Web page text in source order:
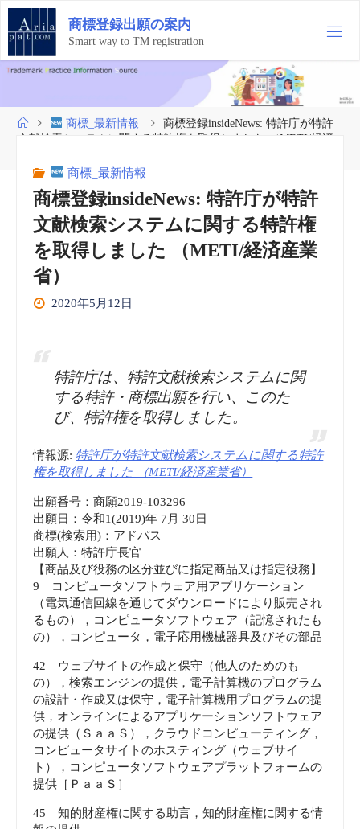
コ
テ
ン
ツ
ス
商標登録出願の案内
Smart way to TM registration
ホ
ー
商標_最新情報
商標登録insideNews: 特許庁が特許
文献検索システムに関する特許権を取得しました （METI/経済
商標_最新情報
商標登録insideNews: 特許庁が特許
文献検索システムに関する特許権
を取得しました （METI/経済産業
省）
2020年5月12日
特許庁は、特許文献検索システムに関
する特許・商標出願を行い、このた
び、特許権を取得しました。
情報源: 特許庁が特許文献検索システムに関する特許
権を取得しました （METI/経済産業省）
出願番号：商願2019-103296
出願日：令和1(2019)年 7月 30日
商標(検索用)：アドパス
出願人：特許庁長官
【商品及び役務の区分並びに指定商品又は指定役務】
9 コンピュータソフトウェア用アプリケーション
（電気通信回線を通じてダウンロードにより販売され
るもの），コンピュータソフトウェア（記憶されたも
の），コンピュータ，電子応用機械器具及びその部品
42 ウェブサイトの作成と保守（他人のためのも
の），検索エンジンの提供，電子計算機のプログラム
の設計・作成又は保守，電子計算機用プログラムの提
供，オンラインによるアプリケーションソフトウェア
の提供（ＳａａＳ），クラウドコンピューティング，
コンピュータサイトのホスティング（ウェブサイ
ト），コンピュータソフトウェアプラットフォームの
提供［ＰａａＳ］
45 知的財産権に関する助言，知的財産権に関する情